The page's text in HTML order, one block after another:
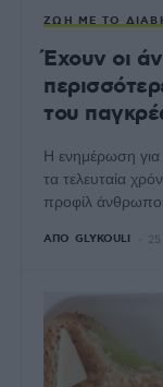
ΖΩΉ ΜΕ ΤΟ
Έχουν οι
του
Η ενημέρωση για
τα τελευταία
προφίλ
ΑΠΌ GLYKOULI